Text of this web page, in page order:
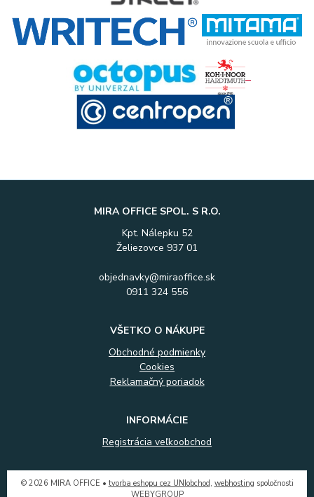
MIRA OFFICE SPOL. S R.O.
Kpt. Nálepku 52
Želiezovce 937 01
objednavky@miraoffice.sk
0911 324 556
VŠETKO O NÁKUPE
Obchodné podmienky
Cookies
Reklamačný poriadok
INFORMÁCIE
Registrácia veľkoobchod
© 2026 MIRA OFFICE • tvorba eshopu cez UNIobchod, webhosting spoločnosti
WEBYGROUP